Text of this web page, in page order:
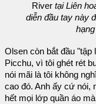
River tại Liên
diễn đầu tay này
Olsen còn bắt đầu "tập
Picchu, vì tôi ghét rét
nói mãi là tôi không
cao đó. Anh ấy cứ nói,
hết mọi lớp quần áo